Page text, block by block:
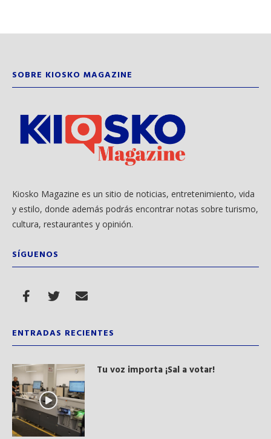
SOBRE KIOSKO MAGAZINE
Kiosko Magazine es un sitio de noticias, entretenimiento, vida
y estilo, donde además podrás encontrar notas sobre turismo,
cultura, restaurantes y opinión.
SÍGUENOS
ENTRADAS RECIENTES
Tu voz importa ¡Sal a votar!